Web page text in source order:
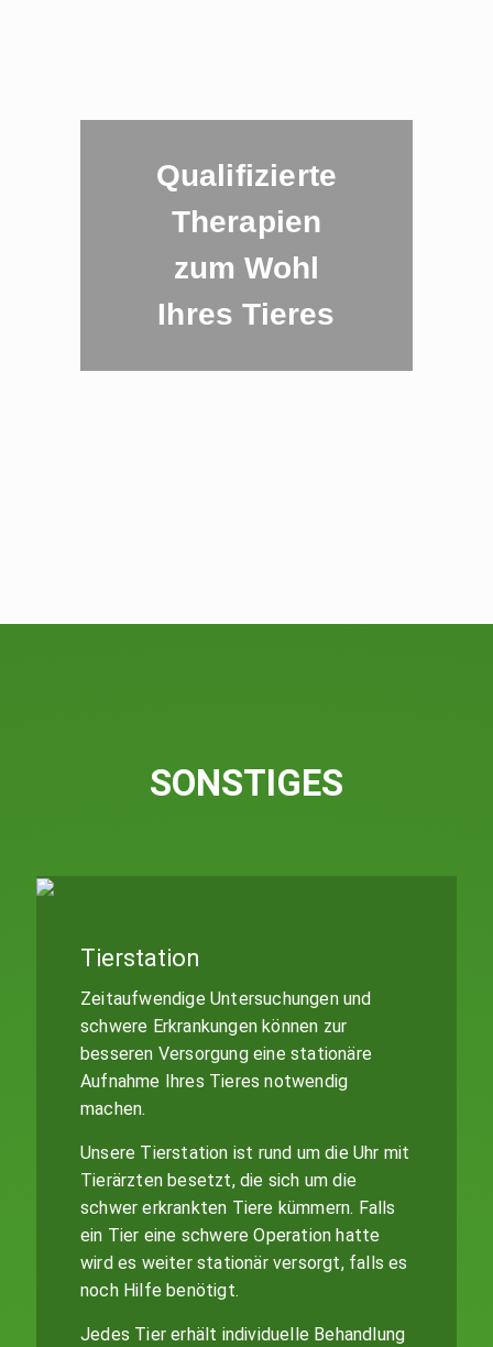
Qualifizierte
Therapien
zum Wohl
Ihres Tieres
SONSTIGES
Tierstation
Zeitaufwendige Untersuchungen und
schwere Erkrankungen können zur
besseren Versorgung eine stationäre
Aufnahme Ihres Tieres notwendig
machen.
Unsere Tierstation ist rund um die Uhr mit
Tierärzten besetzt, die sich um die
schwer erkrankten Tiere kümmern. Falls
ein Tier eine schwere Operation hatte
wird es weiter stationär versorgt, falls es
noch Hilfe benötigt.
Jedes Tier erhält individuelle Behandlung